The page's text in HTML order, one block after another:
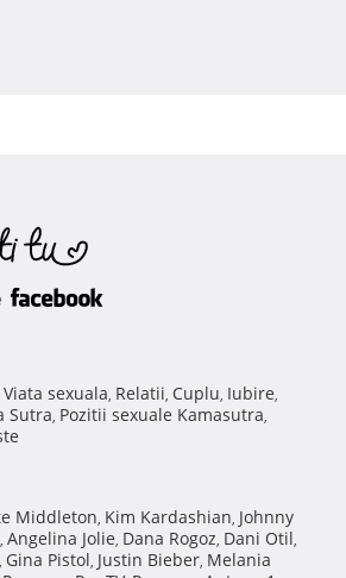
Viata sexuala, Relatii, Cuplu, Iubire,
Sutra, Pozitii sexuale Kamasutra,
Middleton, Kim Kardashian, Johnny
, Angelina Jolie, Dana Rogoz, Dani Otil,
, Gina Pistol, Justin Bieber, Melania